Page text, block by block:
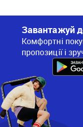
Завантажуй
Комфортні
пропозиції і